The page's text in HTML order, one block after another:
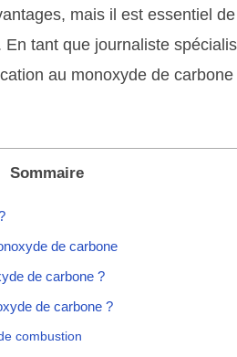
mais il est essentiel
tant que journaliste
au monoxyde de
Sommaire
de carbone
de carbone ?
de carbone ?
combustion